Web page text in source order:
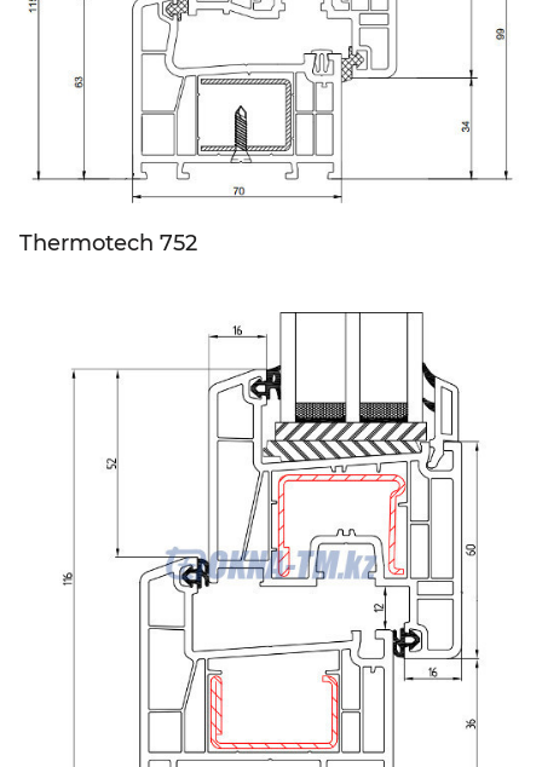
Thermotech 752